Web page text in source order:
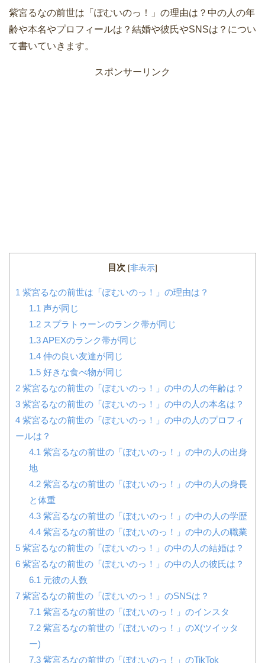
紫宮るなの前世は「ぽむいのっ！」の理由は？中の人の年
齢や本名やプロフィールは？結婚や彼氏やSNSは？につい
て書いていきます。
スポンサーリンク
目次 [非表示]
1 紫宮るなの前世は「ぽむいのっ！」の理由は？
1.1 声が同じ
1.2スプラトゥーンのランク帯が同じ
1.3APEXのランク帯が同じ
1.4仲の良い友達が同じ
1.5好きな食べ物が同じ
2 紫宮るなの前世の「ぽむいのっ！」の中の人の年齢は？
3 紫宮るなの前世の「ぽむいのっ！」の中の人の本名は？
4 紫宮るなの前世の「ぽむいのっ！」の中の人のプロフィ
ールは？
4.1 紫宮るなの前世の「ぽむいのっ！」の中の人の出身
地
4.2紫宮るなの前世の「ぽむいのっ！」の中の人の身長
と体重
4.3紫宮るなの前世の「ぽむいのっ！」の中の人の学歴
4.4紫宮るなの前世の「ぽむいのっ！」の中の人の職業
5 紫宮るなの前世の「ぽむいのっ！」の中の人の結婚は？
6 紫宮るなの前世の「ぽむいのっ！」の中の人の彼氏は？
6.1 元彼の人数
7 紫宮るなの前世の「ぽむいのっ！」のSNSは？
7.1 紫宮るなの前世の「ぽむいのっ！」のインスタ
7.2紫宮るなの前世の「ぽむいのっ！」のX(ツイッタ
ー)
7.3紫宮るなの前世の「ぽむいのっ！」のTikTok